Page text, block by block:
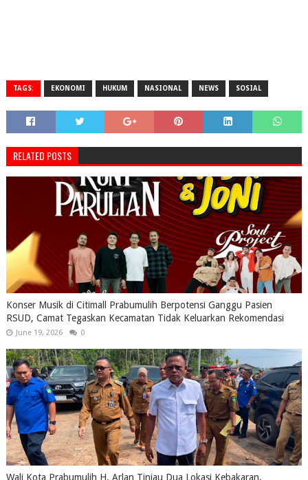
TAGS: EKONOMI HUKUM NASIONAL NEWS SOSIAL
RELATED POSTS
Konser Musik di Citimall Prabumulih Berpotensi Ganggu Pasien
RSUD, Camat Tegaskan Kecamatan Tidak Keluarkan Rekomendasi
June 19, 2026 0
Wali Kota Prabumulih H. Arlan Tinjau Dua Lokasi Kebakaran,